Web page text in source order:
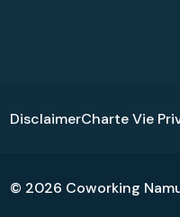
DisclaimerCharte Vie
© 2026 Coworking